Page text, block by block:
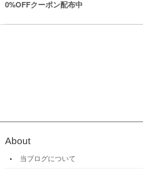
0%OFFクーポン配布中
About
当ブログについて